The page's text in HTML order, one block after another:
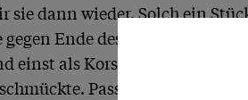
sie dann wieder. Solch ein
Ende des ersten
einst als Korsagenornament
Passend zur aus